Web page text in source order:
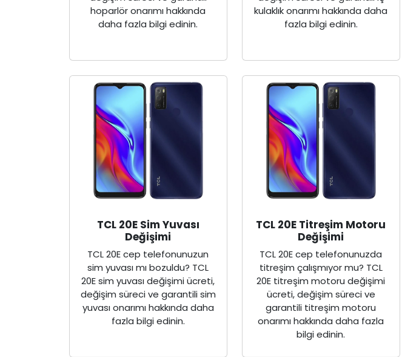
hoparlör onarımı hakkında
daha fazla bilgi edinin.
kulaklık onarımı hakkında daha
fazla bilgi edinin.
TCL 20E Sim Yuvası
Değişimi
TCL 20E cep telefonunuzun
sim yuvası mı bozuldu? TCL
20E sim yuvası değişimi ücreti,
değişim süreci ve garantili sim
yuvası onarımı hakkında daha
fazla bilgi edinin.
TCL 20E Titreşim Motoru
Değişimi
TCL 20E cep telefonunuzda
titreşim çalışmıyor mu? TCL
20E titreşim motoru değişimi
ücreti, değişim süreci ve
garantili titreşim motoru
onarımı hakkında daha fazla
bilgi edinin.